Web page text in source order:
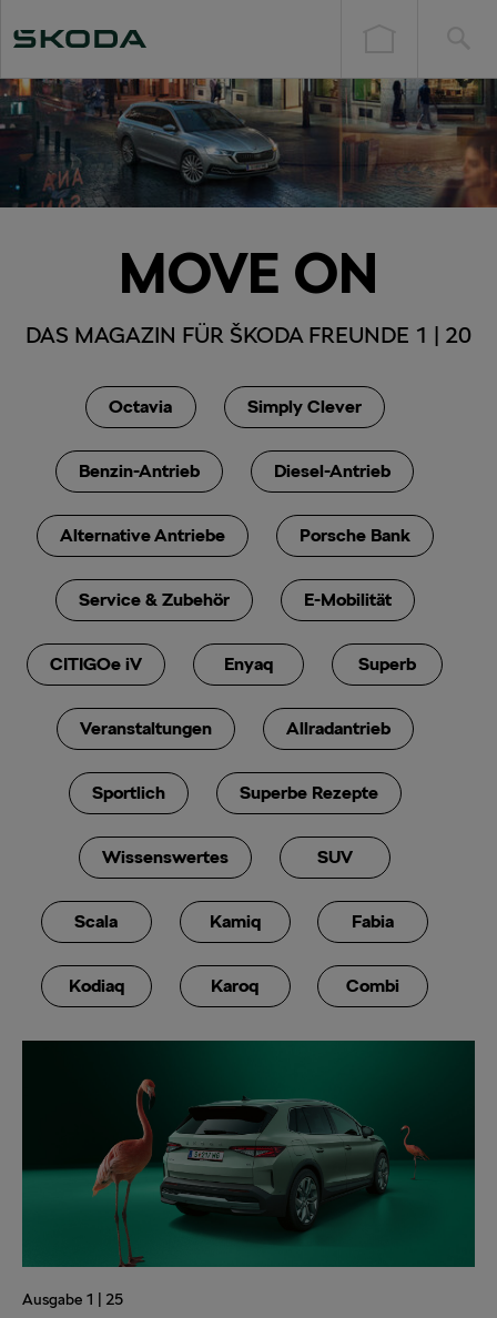
MOVE ON
DAS MAGAZIN FÜR ŠKODA FREUNDE 1 | 20
Octavia Simply Clever
Benzin-Antrieb Diesel-Antrieb
Alternative Antriebe Porsche Bank
Service & Zubehör E-Mobilität
CITIGOe iV Enyaq Superb
Veranstaltungen Allradantrieb
Sportlich Superbe Rezepte
Wissenswertes SUV
Scala Kamiq Fabia
Kodiaq Karoq Combi
Ausgabe 1 | 25